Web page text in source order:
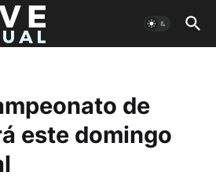
de
este domingo